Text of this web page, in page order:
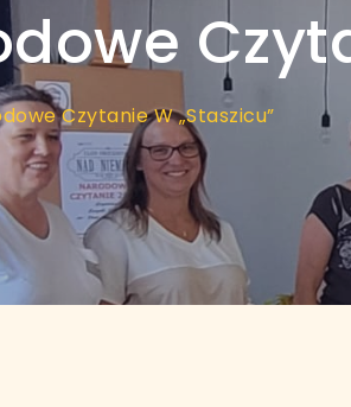
Czytanie W „Staszicu”